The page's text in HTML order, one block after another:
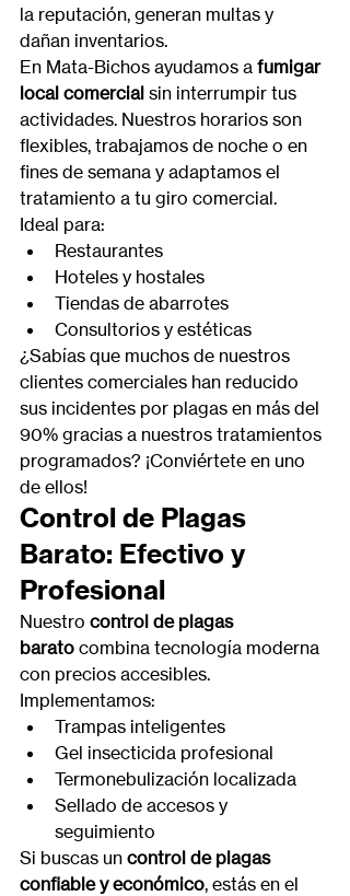
la reputación, generan multas y
dañan inventarios.
En Mata-Bichos ayudamos a fumigar
local comercial sin interrumpir tus
actividades. Nuestros horarios son
flexibles, trabajamos de noche o en
fines de semana y adaptamos el
tratamiento a tu giro comercial.
Ideal para:
Restaurantes
Hoteles y hostales
Tiendas de abarrotes
Consultorios y estéticas
¿Sabías que muchos de nuestros
clientes comerciales han reducido
sus incidentes por plagas en más del
90% gracias a nuestros tratamientos
programados? ¡Conviértete en uno
de ellos!
Control de Plagas
Barato: Efectivo y
Profesional
Nuestro control de plagas
barato combina tecnología moderna
con precios accesibles.
Implementamos:
Trampas inteligentes
Gel insecticida profesional
Termonebulización localizada
Sellado de accesos y
seguimiento
Si buscas un control de plagas
confiable y económico, estás en el